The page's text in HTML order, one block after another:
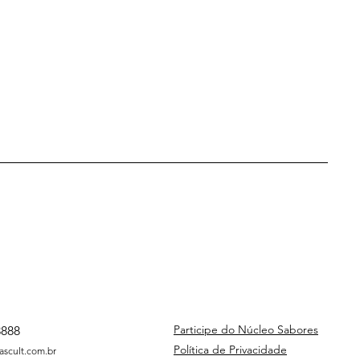
Participe do Núcleo Sabores
Política de Privacidade